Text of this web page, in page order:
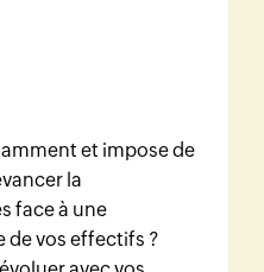
et impose de
la
face à une
vos effectifs ?